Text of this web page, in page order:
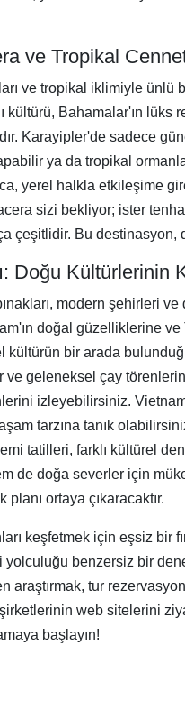
ve Tropikal
ve tropikal iklimiyle
kültürü, Bahamalar'ın
Karayipler'de sadece
ya da tropikal
yerel halkla etkileşime
sizi bekliyor; ister
çeşitlidir. Bu
Doğu Kültürlerinin
modern şehirleri
doğal güzelliklerine ve
bir arada
ve geleneksel çay
izleyebilirsiniz.
tarzına tanık
tatilleri, farklı kültürel
de doğa severler için
ortaya çıkaracaktır.
keşfetmek için eşsiz
benzersiz bir
tur
web sitelerini
başlayın!